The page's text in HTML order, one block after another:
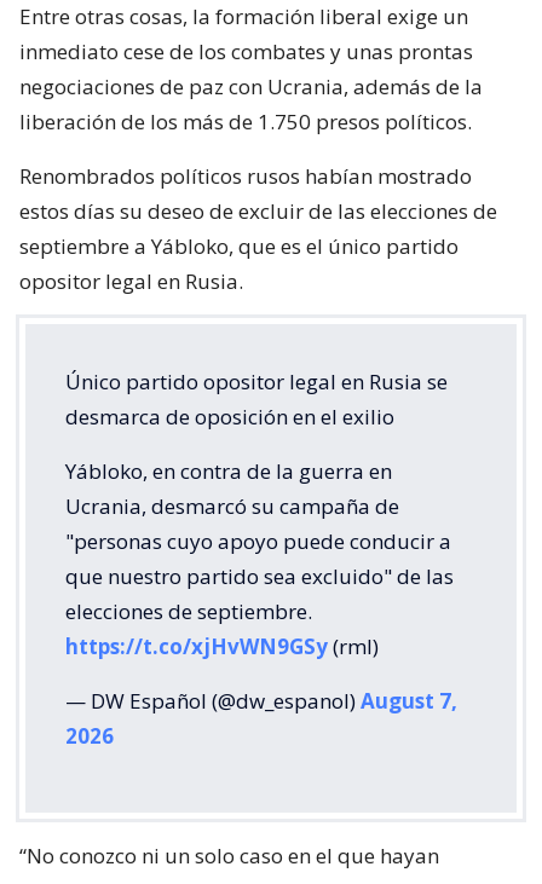
Entre otras cosas, la formación liberal exige un
inmediato cese de los combates y unas prontas
negociaciones de paz con Ucrania, además de la
liberación de los más de 1.750 presos políticos.
Renombrados políticos rusos habían mostrado
estos días su deseo de excluir de las elecciones de
septiembre a Yábloko, que es el único partido
opositor legal en Rusia.
Único partido opositor legal en Rusia se
desmarca de oposición en el exilio
Yábloko, en contra de la guerra en
Ucrania, desmarcó su campaña de
"personas cuyo apoyo puede conducir a
que nuestro partido sea excluido" de las
elecciones de septiembre.
https://t.co/xjHvWN9GSy(rml)
— DW Español (@dw_espanol)August 7,
2026
“No conozco ni un solo caso en el que hayan